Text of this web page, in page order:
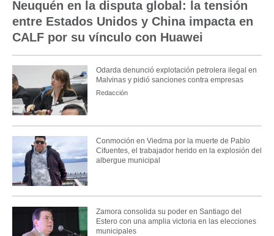
Neuquén en la disputa global: la tensión
entre Estados Unidos y China impacta en
CALF por su vínculo con Huawei
Odarda denunció explotación petrolera ilegal en
Malvinas y pidió sanciones contra empresas
Redacción
Conmoción en Viedma por la muerte de Pablo
Cifuentes, el trabajador herido en la explosión del
albergue municipal
Zamora consolida su poder en Santiago del
Estero con una amplia victoria en las elecciones
municipales